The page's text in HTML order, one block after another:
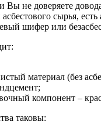
Вы не доверяете
сырья, есть
шифер или
материал (без
компонент –
таковы: